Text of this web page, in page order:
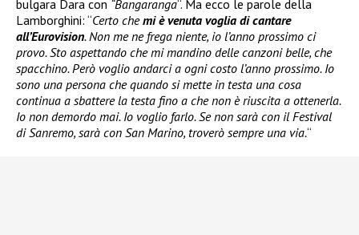
bulgara Dara con “Bangaranga“. Ma ecco le parole della
Lamborghini: “Certo chemi è venuta voglia di cantare
all’Eurovision. Non me ne frega niente, io l’anno prossimo ci
provo. Sto aspettando che mi mandino delle canzoni belle, che
spacchino. Però voglio andarci a ogni costo l’anno prossimo. Io
sono una persona che quando si mette in testa una cosa
continua a sbattere la testa fino a che non è riuscita a ottenerla.
Io non demordo mai. Io voglio farlo. Se non sarà con il Festival
di Sanremo, sarà con San Marino, troverò sempre una via.“